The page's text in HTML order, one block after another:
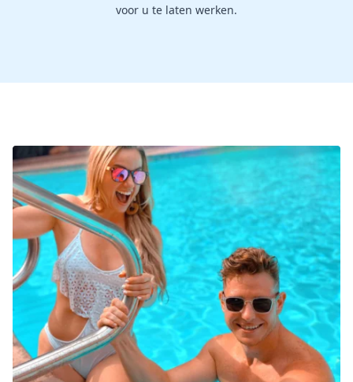
voor u te laten werken.